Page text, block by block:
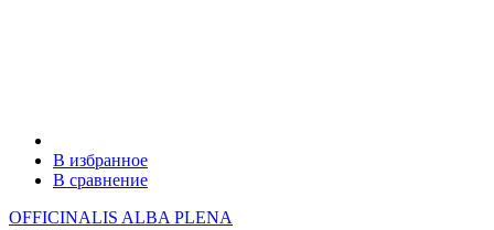
В избранное
В сравнение
OFFICINALIS ALBA PLENA